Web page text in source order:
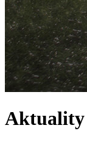
Aktuality